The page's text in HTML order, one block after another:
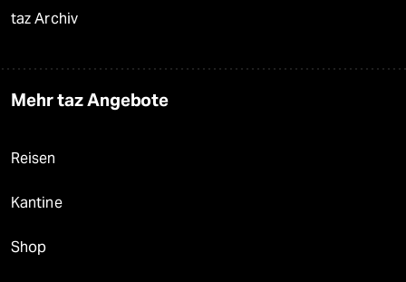
taz Archiv
Mehr taz Angebote
Reisen
Kantine
Shop